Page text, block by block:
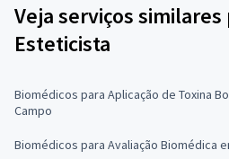
Veja serviços
Esteticista
Biomédicos para Aplicação de Toxina
Campo
Biomédicos para Avaliação Biomédica